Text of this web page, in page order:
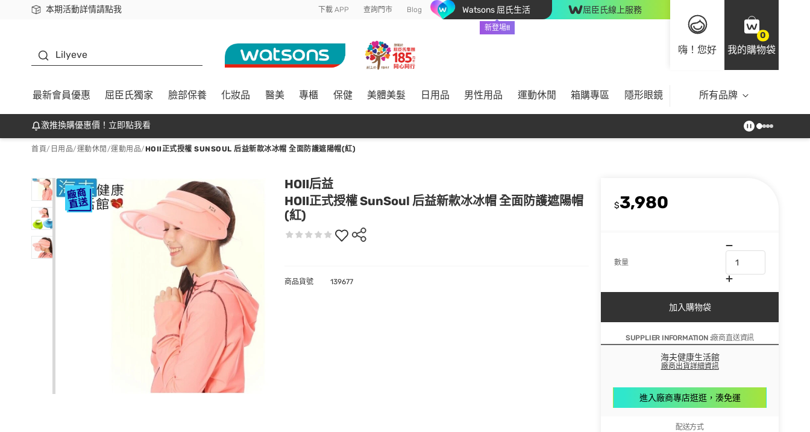
本期活動詳情請點我
下載app最高回饋$350 下載 APP 查詢門市 Blog Watsons 屈氏生活
新登場!!
屈臣氏線上服務
嗨！您好
0
我的購物袋
Lilyeve
最新會員優惠 屈臣氏獨家 臉部保養 化妝品 醫美 專櫃 保健 美體美髮 日用品 男性用品 運動休閒 箱購專區 隱形眼鏡 所有品牌
激推換購優惠價！立即點我看
首頁/ 日用品/運動休閒 /運動用品/HOII正式授權 SUNSOUL 后益新款冰冰帽 全面防護遮陽帽(紅)
HOII后益
HOII正式授權 SunSoul 后益新款冰冰帽 全面防護遮陽帽
(紅)
$3,980
數量
加入購物袋
SUPPLIER INFORMATION :廠商直送資訊
海夫健康生活館
廠商出貨詳細資訊
進入廠商專店逛逛，湊免運
配送方式
商品貨號 139677